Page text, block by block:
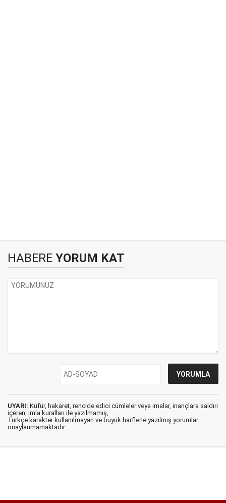
HABERE YORUM KAT
UYARI: Küfür, hakaret, rencide edici cümleler veya imalar, inançlara saldırı
içeren, imla kuralları ile yazılmamış,
Türkçe karakter kullanılmayan ve büyük harflerle yazılmış yorumlar
onaylanmamaktadır.